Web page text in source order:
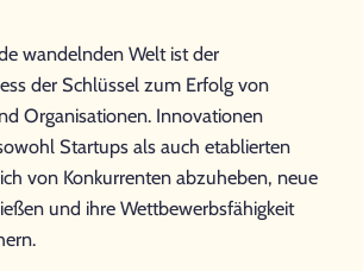
wandelnden Welt ist der
der Schlüssel zum Erfolg von
Organisationen. Innovationen
Startups als auch etablierten
von Konkurrenten abzuheben, neue
und ihre Wettbewerbsfähigkeit